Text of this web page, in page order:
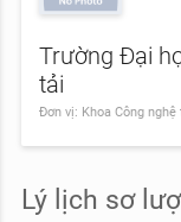
Trường Đại
tải
Đơn vị: Khoa Công
Lý lịch sơ